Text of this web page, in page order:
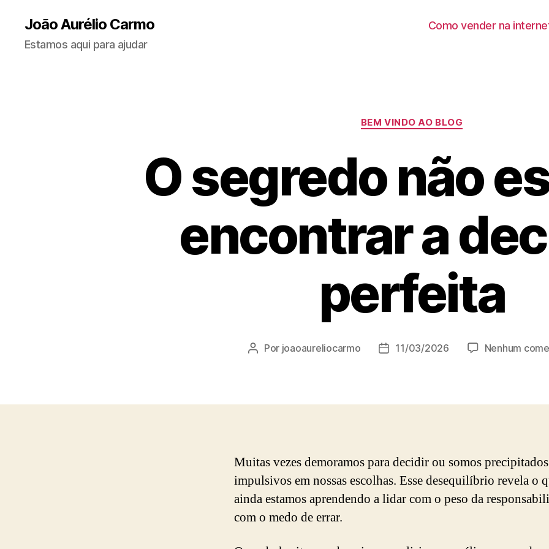
João Aurélio Carmo
Estamos aqui para ajudar
Como vender na
Categorias
BEM VINDO AO BLOG
O segredo não
encontrar a
perfeita
Autor
Por joaoaureliocarmo
Data11/03/2026 Nenhum
Muitas vezes demoramos para decidir ou somos
impulsivos em nossas escolhas. Esse desequilíbrio revela o
ainda estamos aprendendo a lidar com o peso da
com o medo de errar.